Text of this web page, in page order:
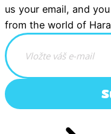
us your email, and
from the world of